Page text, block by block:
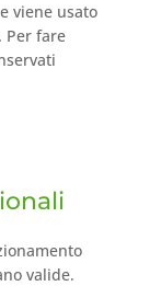
viene usato
Per fare
valide.